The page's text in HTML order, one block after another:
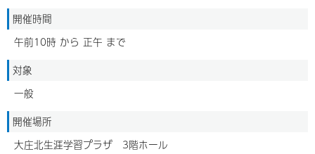
開催時間
午前10時 から 正午 まで
対象
一般
開催場所
大庄北生涯学習プラザ 3階ホール